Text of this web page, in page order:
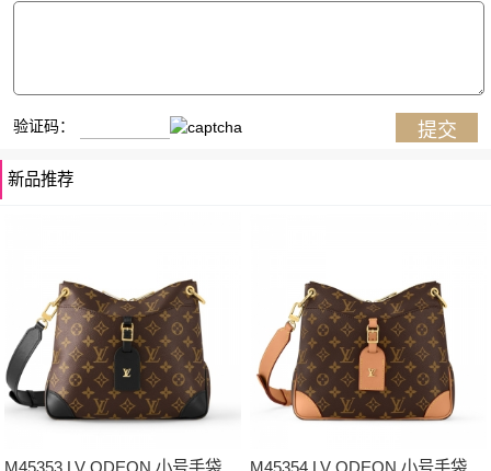
验证码：
新品推荐
M45353 LV ODEON 小号手袋
M45354 LV ODEON 小号手袋